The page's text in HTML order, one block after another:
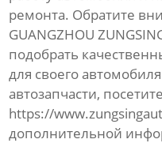
ремонта. Обратите
GUANGZHOU
подобрать
для своего
автозапчасти,
https://
дополнительной